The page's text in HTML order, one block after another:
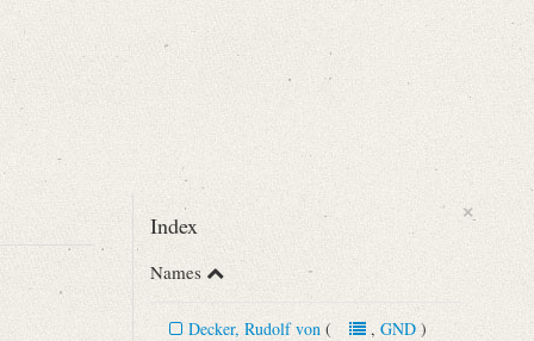
×
Index
Names
Decker, Rudolf von (, GND)